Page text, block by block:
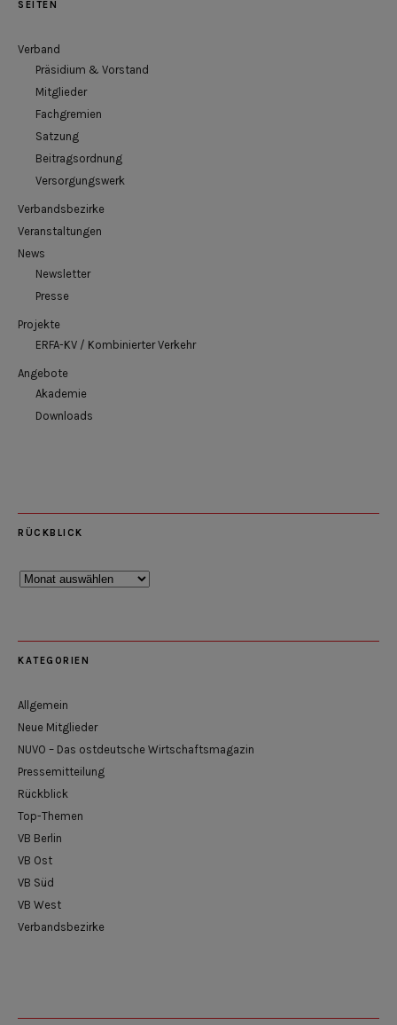
SEITEN
Verband
Präsidium & Vorstand
Mitglieder
Fachgremien
Satzung
Beitragsordnung
Versorgungswerk
Verbandsbezirke
Veranstaltungen
News
Newsletter
Presse
Projekte
ERFA-KV / Kombinierter Verkehr
Angebote
Akademie
Downloads
RÜCKBLICK
Rückblick
KATEGORIEN
Allgemein
Neue Mitglieder
NUVO – Das ostdeutsche Wirtschaftsmagazin
Pressemitteilung
Rückblick
Top-Themen
VB Berlin
VB Ost
VB Süd
VB West
Verbandsbezirke